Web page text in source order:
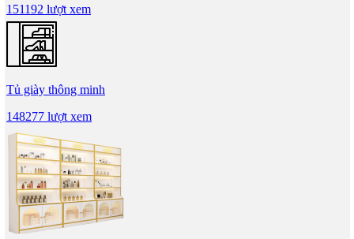
151192 lượt xem
Tủ giày thông minh
148277 lượt xem